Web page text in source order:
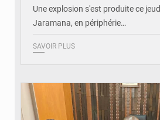
Une explosion s'est produite ce
Jaramana, en périphérie…
SAVOIR PLUS